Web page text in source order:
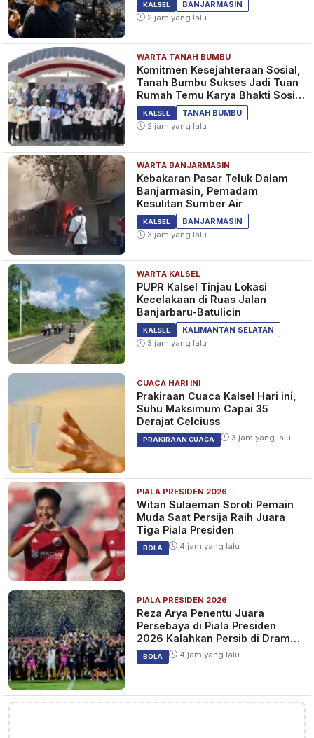
Pengedar Narkoba di
Pelambuan Diamankan Polisi
KALSEL 1 tahun yang lalu
Tusuk Korban 4 Kali Hingga
Tewas, Pelaku Menyesal dan
Beberkan Alasannya
KALSEL 1 tahun yang lalu
KALSEL
BANJARMASIN
2 jam yang lalu
WARTA TANAH BUMBU
Komitmen Kesejahteraan Sosial,
Tanah Bumbu Sukses Jadi Tuan
Rumah Temu Karya Bhakti Sosial
PSM Ke-23
KALSEL
TANAH BUMBU
2 jam yang lalu
WARTA BANJARMASIN
Kebakaran Pasar Teluk Dalam
Banjarmasin, Pemadam
Kesulitan Sumber Air
KALSEL
BANJARMASIN
3 jam yang lalu
WARTA KALSEL
PUPR Kalsel Tinjau Lokasi
Kecelakaan di Ruas Jalan
Banjarbaru-Batulicin
KALSEL
KALIMANTAN SELATAN
3 jam yang lalu
CUACA HARI INI
Prakiraan Cuaca Kalsel Hari ini,
Suhu Maksimum Capai 35
Derajat Celciuss
PRAKIRAAN CUACA 3 jam yang lalu
PIALA PRESIDEN 2026
Witan Sulaeman Soroti Pemain
Muda Saat Persija Raih Juara
Tiga Piala Presiden
BOLA 4 jam yang lalu
PIALA PRESIDEN 2026
Reza Arya Penentu Juara
Persebaya di Piala Presiden
2026 Kalahkan Persib di Drama
Adu Penalti
BOLA 4 jam yang lalu